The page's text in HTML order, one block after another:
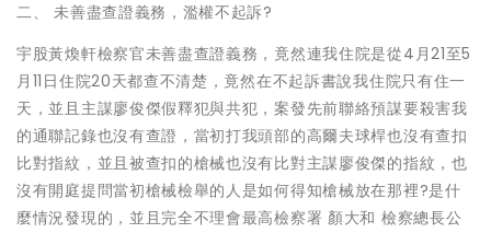
二、 未善盡查證義務，濫權不起訴?
宇股黃煥軒檢察官未善盡查證義務，竟然連我住院是從4月21至5
月11日住院20天都查不清楚，竟然在不起訴書說我住院只有住一
天，並且主謀廖俊傑假釋犯與共犯，案發先前聯絡預謀要殺害我
的通聯記錄也沒有查證，當初打我頭部的高爾夫球桿也沒有查扣
比對指紋，並且被查扣的槍械也沒有比對主謀廖俊傑的指紋，也
沒有開庭提問當初槍械檢舉的人是如何得知槍械放在那裡?是什
麼情況發現的，並且完全不理會最高檢察署 顏大和 檢察總長公